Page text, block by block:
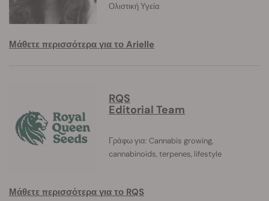
Ολιστική Υγεία
Μάθετε περισσότερα για το Arielle
RQS
Editorial Team
Γράφω για: Cannabis growing,
cannabinoids, terpenes, lifestyle
Μάθετε περισσότερα για το RQS